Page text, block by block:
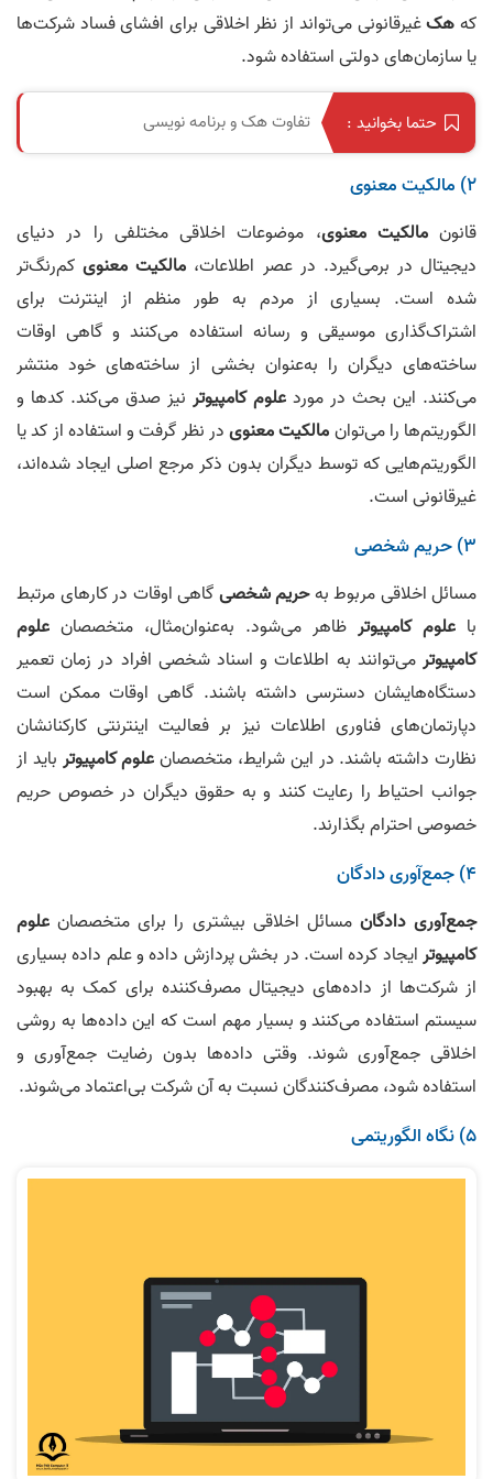
کههکغیرقانونی می‌تواند از نظر اخلاقی برای افشای فساد شرکت‌ها
یا سازمان‌های دولتی استفاده شود.
حتما بخوانید : تفاوت هک و برنامه نویسی
۲) مالکیت معنوی
قانونمالکیت معنوی، موضوعات اخلاقی مختلفی را در دنیای
دیجیتال در برمی‌گیرد. در عصر اطلاعات، مالکیت معنویکم‌‌رنگ‌تر
شده است. بسیاری از مردم به طور منظم از اینترنت برای
اشتراک‌گذاری موسیقی و رسانه استفاده می‌کنند و گاهی اوقات
ساخته‌های دیگران را به‌عنوان بخشی از ساخته‌های خود منتشر
می‌کنند. این بحث در مورد علوم کامپیوتر نیز صدق می‌کند. کدها و
الگوریتم‌ها را می‌توانمالکیت معنویدر نظر گرفت و استفاده از کد یا
الگوریتم‌هایی که توسط دیگران بدون ذکر مرجع اصلی ایجاد شده‌اند،
غیرقانونی است.
۳) حریم شخصی
مسائل اخلاقی مربوط بهحریم شخصیگاهی اوقات در کارهای مرتبط
با علوم کامپیوتر ظاهر می‌شود. به‌عنوان‌مثال، متخصصان علوم
کامپیوتر می‌توانند به اطلاعات و اسناد شخصی افراد در زمان تعمیر
دستگاه‌هایشان دسترسی داشته باشند. گاهی اوقات ممکن است
دپارتمان‌های فناوری اطلاعات نیز بر فعالیت اینترنتی کارکنانشان
نظارت داشته باشند. در این شرایط، متخصصانعلوم کامپیوتر باید از
جوانب احتیاط را رعایت کنند و به حقوق دیگران در خصوص حریم
خصوصی احترام بگذارند.
۴) جمع‌آوری دادگان
جمع‌آوری دادگان مسائل اخلاقی بیشتری را برای متخصصان علوم
کامپیوترایجاد کرده است. در بخش پردازش داده و علم داده بسیاری
از شرکت‌ها از داده‌های دیجیتال مصرف‌کننده برای کمک به بهبود
سیستم استفاده می‌کنند و بسیار مهم است که این داده‌ها به روشی
اخلاقی جمع‌آوری شوند. وقتی داده‌ها بدون رضایت جمع‌آوری و
استفاده شود، مصرف‌کنندگان نسبت به آن شرکت بی‌اعتماد می‌شوند.
۵) نگاه الگوریتمی